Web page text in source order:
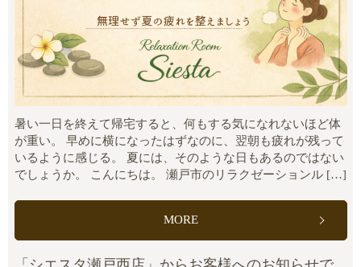
暑い一日を終えて帰宅すると、何もする気になれないほど体
が重い。 早めに横になったはずなのに、翌朝も疲れが残って
いるように感じる。 夏には、そのような日もあるのではない
でしょうか。 こんにちは。 瀬戸市のリラクゼーションル […]
MORE